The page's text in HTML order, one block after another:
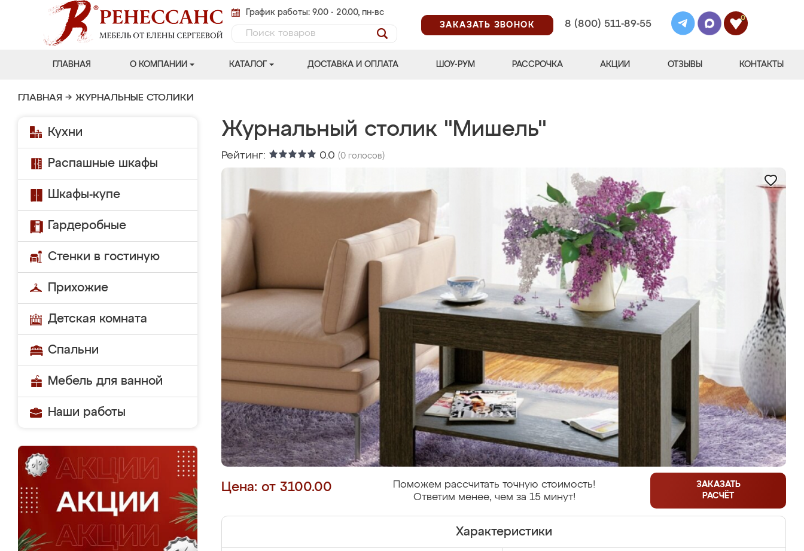
График работы: 9.00 - 20.00, пн-вс
ЗАКАЗАТЬ ЗВОНОК
8 (800) 511-89-55
0
ГЛАВНАЯ О КОМПАНИИ КАТАЛОГ ДОСТАВКА И ОПЛАТА ШОУ-РУМ РАССРОЧКА АКЦИИ ОТЗЫВЫ КОНТАКТЫ
ГЛАВНАЯ → ЖУРНАЛЬНЫЕ СТОЛИКИ
Кухни
Распашные шкафы
Шкафы-купе
Гардеробные
Стенки в гостиную
Прихожие
Детская комната
Спальни
Мебель для ванной
Наши работы
Журнальный столик "Мишель"
Рейтинг: 0.0 (0 голосов)
Цена: от 3100.00
Поможем рассчитать точную стоимость!
Ответим менее, чем за 15 минут!
ЗАКАЗАТЬ
РАСЧЁТ
Характеристики